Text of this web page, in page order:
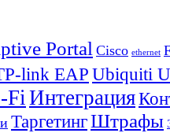
Portal Cisco ethernet
link EAP Ubiquiti
FiИнтеграция
ТаргетингШтрафы